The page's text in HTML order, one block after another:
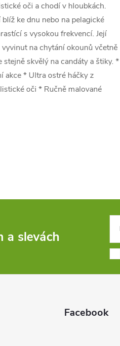
oči a chodí v hloubkách.
ke dnu nebo na pelagické
s vysokou frekvencí. Její
na chytání okounů včetně
skvělý na candáty a štiky. *
akce * Ultra ostré háčky z
oči * Ručně malované
a slevách
Facebook